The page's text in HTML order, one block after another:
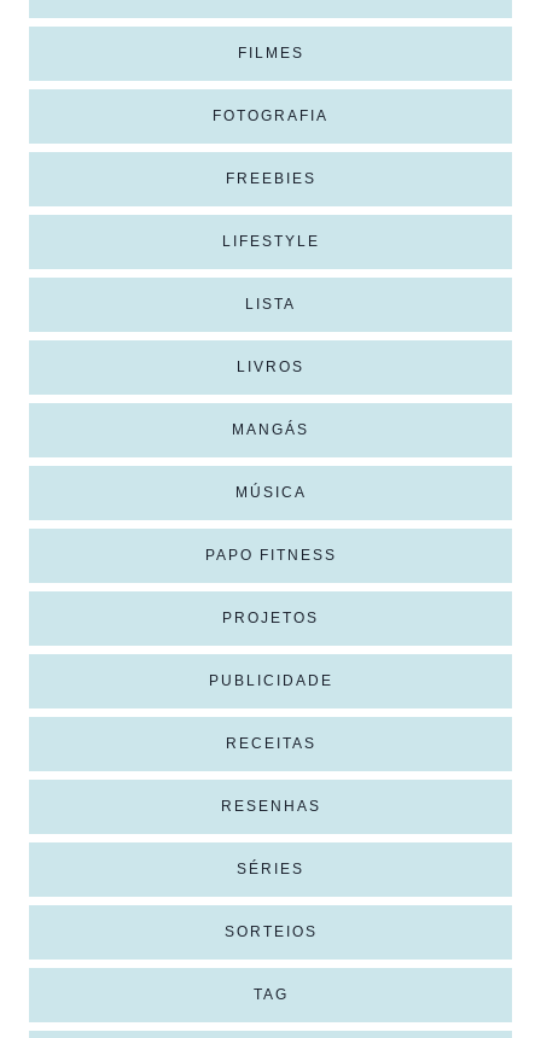
FILMES
FOTOGRAFIA
FREEBIES
LIFESTYLE
LISTA
LIVROS
MANGÁS
MÚSICA
PAPO FITNESS
PROJETOS
PUBLICIDADE
RECEITAS
RESENHAS
SÉRIES
SORTEIOS
TAG